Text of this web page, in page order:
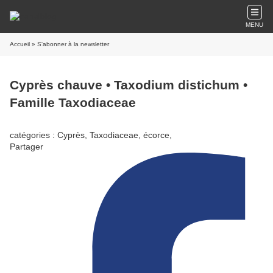
MENU
Accueil » S'abonner à la newsletter
Cyprès chauve • Taxodium distichum •
Famille Taxodiaceae
catégories : Cyprès, Taxodiaceae, écorce,
Partager